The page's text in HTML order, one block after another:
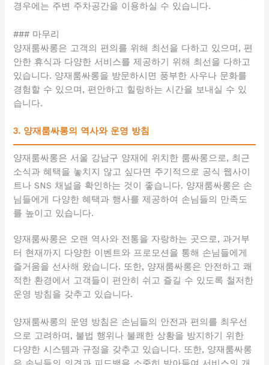
경우에는 주변 주차공간을 이용하실 수 있습니다.
### 마무리
양재룸싸롱은 고객의 편의를 위해 최선을 다하고 있으며, 편
안한 휴식과 다양한 서비스를 제공하기 위해 최선을 다하고
있습니다. 양재룸싸롱을 방문하시면 풍부한 사우나 문화를
경험할 수 있으며, 편안하고 힐링하는 시간을 보내실 수 있
습니다.
3. 양재룸싸롱의 역사와 운영 방침
양재룸싸롱은 서울 강남구 양재에 위치한 룸싸롱으로, 최근
소식과 혜택을 놓치지 않고 싶다면 주기적으로 공식 웹사이
트나 SNS 채널을 확인하는 것이 좋습니다. 양재룸싸롱은 손
님들에게 다양한 혜택과 행사를 제공하여 손님들의 만족도
를 높이고 있습니다.
양재룸싸롱은 오랜 역사와 전통을 자랑하는 곳으로, 과거부
터 현재까지 다양한 이벤트와 프로모션을 통해 손님들에게
즐거움을 선사해 왔습니다. 또한, 양재룸싸롱은 안전하고 쾌
적한 환경에서 고객들이 편안히 쉬고 즐길 수 있도록 철저한
운영 방침을 갖추고 있습니다.
양재룸싸롱의 운영 방침은 손님들의 안전과 편의를 최우선
으로 고려하며, 불법 행위나 불쾌한 상황을 방지하기 위한
다양한 시스템과 규정을 갖추고 있습니다. 또한, 양재룸싸롱